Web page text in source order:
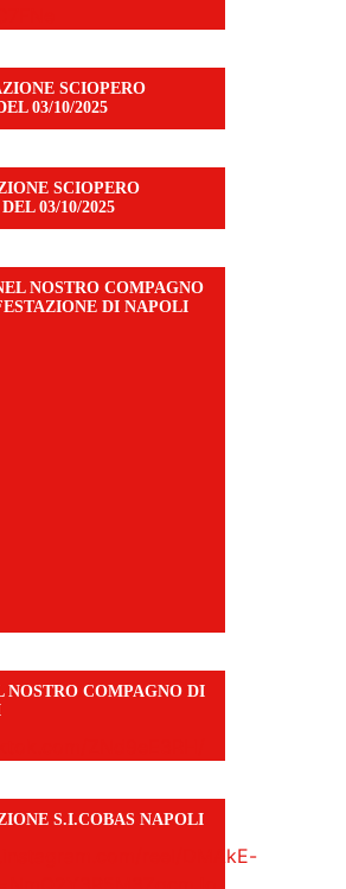
SCIOPERO
03/10/2025
SCIOPERO
03/10/2025
NOSTRO COMPAGNO
DI NAPOLI
NOSTRO COMPAGNO DI
S.I.COBAS NAPOLI
reel/DMAkE-